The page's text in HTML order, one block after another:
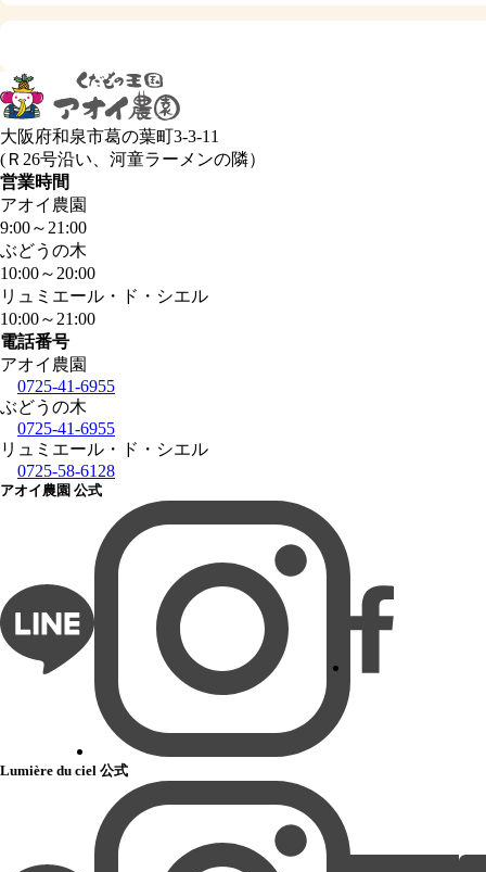
大阪府和泉市葛の葉町3-3-11
(Ｒ26号沿い、河童ラーメンの隣）
営業時間
アオイ農園
9:00～ 21:00
ぶどうの木
10:00～ 20:00
リュミエール・ド・シエル
10:00～ 21:00
電話番号
アオイ農園
0725-41-6955
ぶどうの木
0725-41-6955
リュミエール・ド・シエル
0725-58-6128
アオイ農園 公式
Lumière du ciel 公式